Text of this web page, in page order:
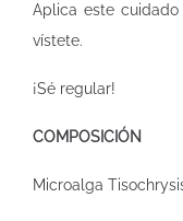
Aplica este
vístete.
¡Sé regular!
COMPOSICIÓN
Microalga